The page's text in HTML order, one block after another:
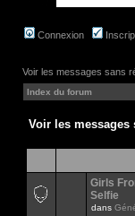
Connexion
Voir les messages sans
Index du forum
Voir les messages
Girls
Selfie
dans